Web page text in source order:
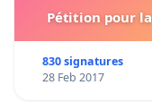
Pétition pour la
830 signatures
28 Feb 2017